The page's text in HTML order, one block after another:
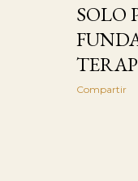
SOLO
Compartir